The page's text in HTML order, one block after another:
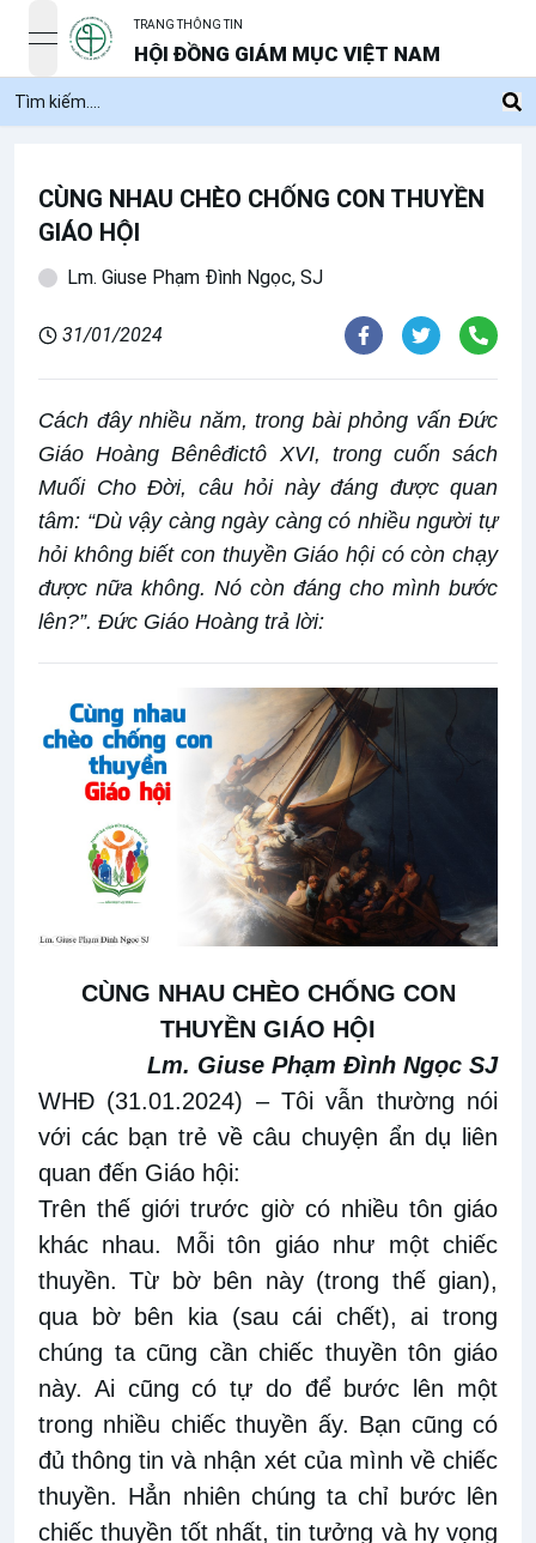
open navigation menu
TRANG THÔNG TIN
HỘI ĐỒNG GIÁM MỤC VIỆT NAM
CÙNG NHAU CHÈO CHỐNG CON THUYỀN
GIÁO HỘI
Lm. Giuse Phạm Đình Ngọc, SJ
31/01/2024
Cách đây nhiều năm, trong bài phỏng vấn Đức
Giáo Hoàng Bênêđictô XVI, trong cuốn sách
Muối Cho Đời, câu hỏi này đáng được quan
tâm: “Dù vậy càng ngày càng có nhiều người tự
hỏi không biết con thuyền Giáo hội có còn chạy
được nữa không. Nó còn đáng cho mình bước
lên?”. Đức Giáo Hoàng trả lời:
CÙNG NHAU CHÈO CHỐNG CON
THUYỀN GIÁO HỘI
Lm. Giuse Phạm Đình Ngọc SJ
WHĐ (31.01.2024) – Tôi vẫn thường nói
với các bạn trẻ về câu chuyện ẩn dụ liên
quan đến Giáo hội:
Trên thế giới trước giờ có nhiều tôn giáo
khác nhau. Mỗi tôn giáo như một chiếc
thuyền. Từ bờ bên này (trong thế gian),
qua bờ bên kia (sau cái chết), ai trong
chúng ta cũng cần chiếc thuyền tôn giáo
này. Ai cũng có tự do để bước lên một
trong nhiều chiếc thuyền ấy. Bạn cũng có
đủ thông tin và nhận xét của mình về chiếc
thuyền. Hẳn nhiên chúng ta chỉ bước lên
chiếc thuyền tốt nhất, tin tưởng và hy vọng